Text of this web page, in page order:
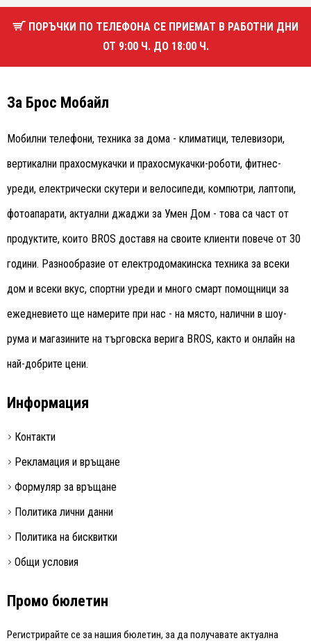
ПОРЪЧКИ ПО ТЕЛЕФОНА СЕ ПРИЕМАТ В РАБОТНИ ДНИ
ОТ 9:00 Ч. ДО 18:00 Ч.
За Брос Мобайл
Мобилни телефони, техника за дома - климатици, телевизори,
вертикални прахосмукачки и прахосмукачки-роботи, фитнес-
уреди, електрически скутери и велосипеди, компютри, лаптопи,
фотоапарати, актуални джаджи за Умен Дом - това са част от
продуктите, които BROS доставя на своите клиенти повече от 30
години. Разнообразие от електродомакинска техника за всеки
дом и всеки вкус, спортни уреди и много смарт помощници за
ежедневието ще намерите при нас - на място, налични в шоу-
рума и магазините на търговска верига BROS, както и онлайн на
най-добрите цени.
Информация
Контакти
Рекламация и връщане
Формуляр за връщане
Политика лични данни
Политика на бисквитки
Общи условия
Промо бюлетин
Регистрирайте се за нашия бюлетин, за да получавате актуална